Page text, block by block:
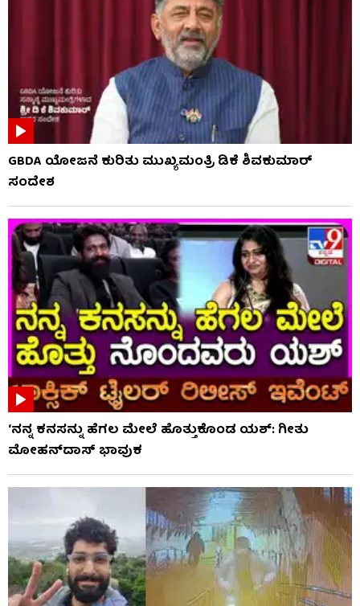
GBDA ಯೋಜನೆ ಕುರಿತು ಮುಖ್ಯಮಂತ್ರಿ ಡಿಕೆ ಶಿವಕುಮಾರ್
ಸಂದೇಶ
‘ನನ್ನ ಕನಸನ್ನು ಹೆಗಲ ಮೇಲೆ ಹೊತ್ತುಕೊಂಡ ಯಶ್: ಗೀತು
ಮೋಹನ್​​ದಾಸ್ ಭಾವುಕ